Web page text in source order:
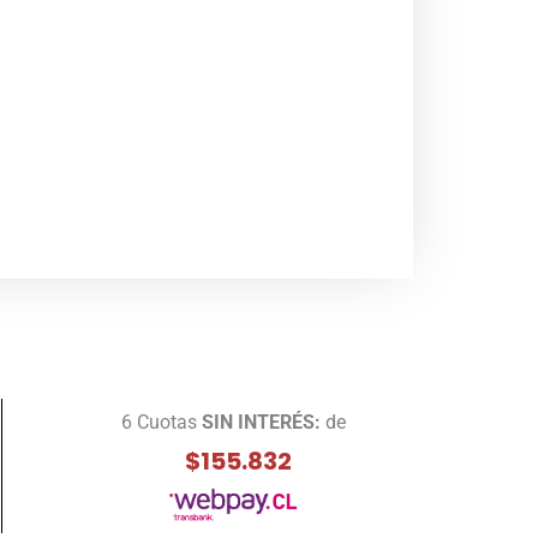
6 Cuotas SIN INTERÉS: de
$155.832